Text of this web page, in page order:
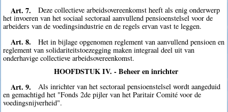
Art. 7.
Deze collectieve arbeidsovereenkomst heeft als enig onderwerp
het invoeren van het sociaal sectoraal aanvullend pensioenstelsel voor de
arbeiders van de voedingsindustrie en de regels ervan vast te leggen.
Art. 8.
Het in bijlage opgenomen reglement van aanvullend pensioen en
reglement van solidariteitstoezegging maken integraal deel uit van
onderhavige collectieve arbeidsovereenkomst.
HOOFDSTUK IV. - Beheer en inrichter
Art. 9.
Als inrichter van het sectoraal pensioenstelsel wordt aangeduid
en gemachtigd het "Fonds 2de pijler van het Paritair Comité voor de
voedingsnijverheid".